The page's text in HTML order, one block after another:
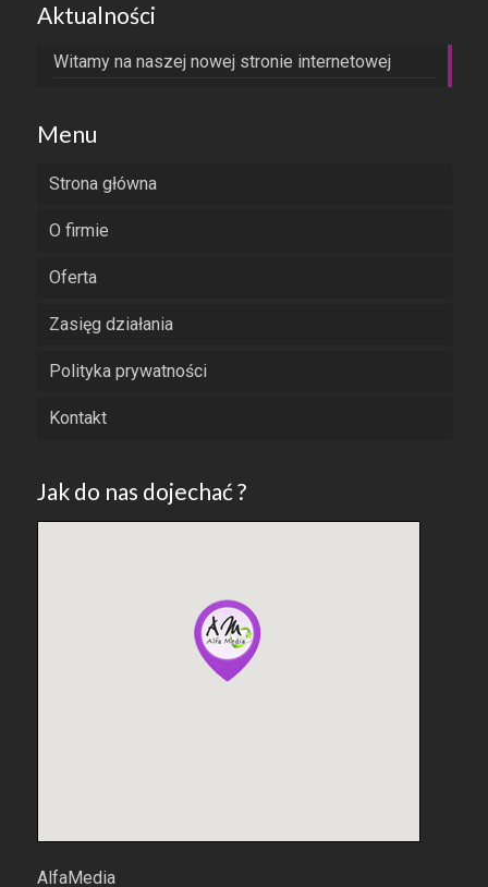
Aktualności
Witamy na naszej nowej stronie internetowej
Menu
Strona główna
O firmie
Oferta
Zasięg działania
Polityka prywatności
Kontakt
Jak do nas dojechać ?
AlfaMedia